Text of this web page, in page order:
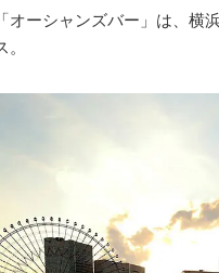
オーシャンズバー」は、横